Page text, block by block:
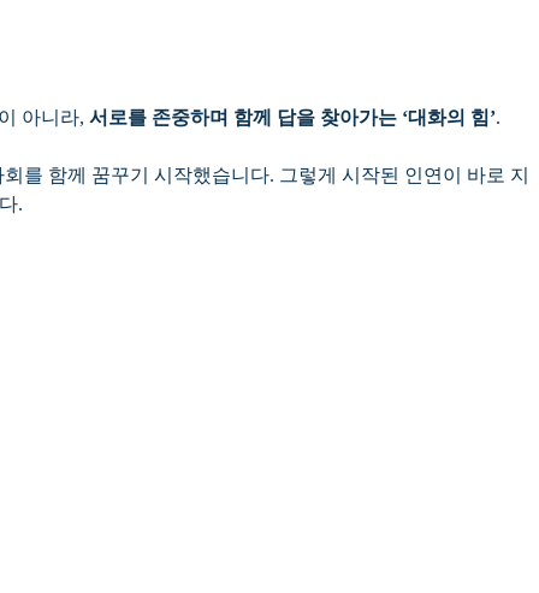
아니라, 서로를 존중하며 함께 답을 찾아가는 ‘대화의 힘’.
를 함께 꿈꾸기 시작했습니다. 그렇게 시작된 인연이 바로 지
.